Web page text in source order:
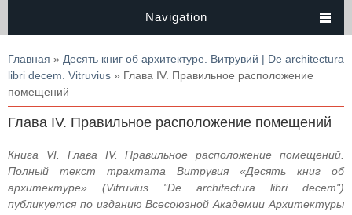
Navigation
Вы здесь
Главная » Десять книг об архитектуре. Витрувий | De architectura
libri decem. Vitruvius » Глава IV. Правильное расположение
помещений
Глава IV. Правильное расположение помещений
Книга VI. Глава IV. Правильное расположение помещений.
Полный текст трактата Витрувия «Десять книг об
архитектуре» (Vitruvius "De architectura libri decem")
публикуется по изданию Всесоюзной Академии Архитектуры